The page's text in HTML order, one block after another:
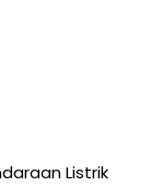
Listrik